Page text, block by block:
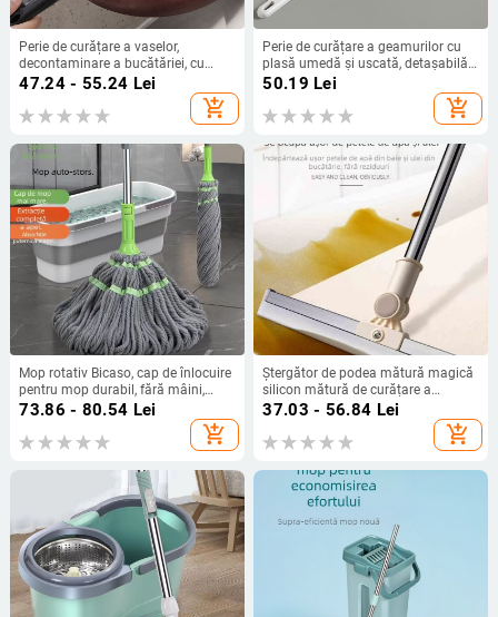
Perie de curățare a vaselor,
decontaminare a bucătăriei, cu
mâner, burete Emery, spălare oală
47.24 - 55.24 Lei
add_shopping_cart
Perie de curățare a geamurilor cu
plasă umedă și uscată, detașabilă
și lavabilă, pentru plasă de geamuri,
perie de curățare a geamurilor, perie
multifuncțională pentru curățarea
geamurilor
50.19 Lei
add_shopping_cart
Mop rotativ Bicaso, cap de înlocuire
pentru mop durabil, fără mâini,
pentru uz casnic, umed și uscat, cu
73.86 - 80.54 Lei
add_shopping_cart
Ștergător de podea mătură magică
silicon mătură de curățare a
podelelor baie toaletă ștergător
37.03 - 56.84 Lei
add_shopping_cart